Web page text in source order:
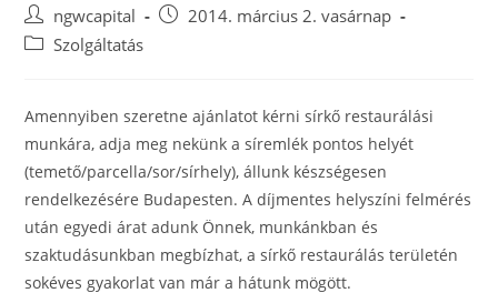
Post
author:
ngwcapital
Post2014. március 2. vasárnap
PostSzolgáltatás
Amennyiben szeretne ajánlatot kérni sírkő restaurálási
munkára, adja meg nekünk a síremlék pontos helyét
(temető/parcella/sor/sírhely), állunk készségesen
rendelkezésére Budapesten. A díjmentes helyszíni felmérés
után egyedi árat adunk Önnek, munkánkban és
szaktudásunkban megbízhat, a sírkő restaurálás területén
sokéves gyakorlat van már a hátunk mögött.